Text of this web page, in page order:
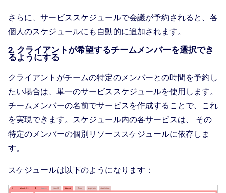
さらに、サービススケジュールで会議が予約されると、各
個人のスケジュールにも自動的に追加されます。
2. クライアントが希望するチームメンバーを選択でき
るようにする
クライアントがチームの特定のメンバーとの時間を予約し
たい場合は、単一のサービススケジュールを使用します。
チームメンバーの名前でサービスを作成することで、これ
を実現できます。スケジュール内の各サービスは、 その
特定のメンバーの個別リソーススケジュールに依存しま
す。
スケジュールは以下のようになります：